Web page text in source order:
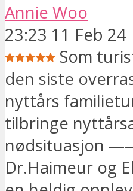
Annie Woo
23:23 11 Feb 24
Som
den siste
nyttårs
tilbringe
nødsituasjon
Dr.Haimeur og